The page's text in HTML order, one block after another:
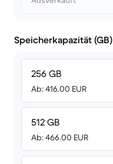
Speicherkapazität (GB)
256 GB
Ab: 416.00 EUR
512 GB
Ab: 466.00 EUR